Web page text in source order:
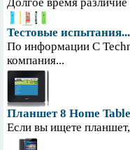
Долгое время
Тестовые испытания...
По информации С
компания...
Планшет 8 Home
Если вы ищете